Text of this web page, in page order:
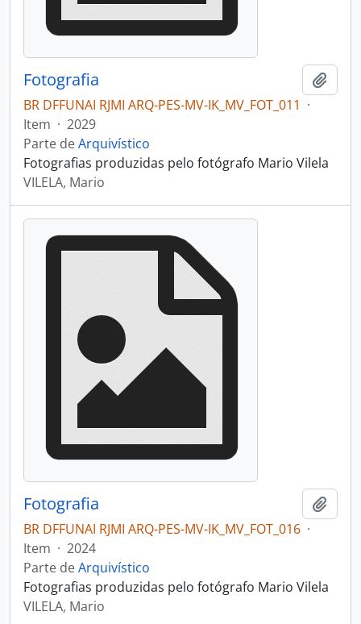
Fotografia
BR DFFUNAI RJMI ARQ-PES-MV-IK_MV_FOT_011 ·
Item · 2029
Parte deArquivístico
Fotografias produzidas pelo fotógrafo Mario Vilela
VILELA, Mario
Fotografia
BR DFFUNAI RJMI ARQ-PES-MV-IK_MV_FOT_016 ·
Item · 2024
Parte deArquivístico
Fotografias produzidas pelo fotógrafo Mario Vilela
VILELA, Mario